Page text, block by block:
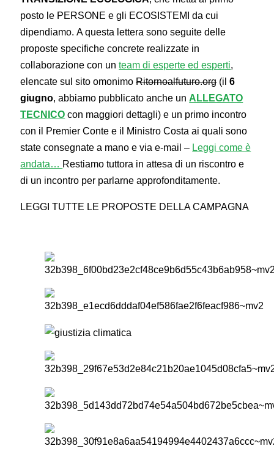
posto le PERSONE e gli ECOSISTEMI da cui
dipendiamo. A questa lettera sono seguite delle
proposte specifiche concrete realizzate in
collaborazione con unteam di esperte ed esperti,
elencate sul sito omonimoRitornoalfuturo.org(il6
giugno, abbiamo pubblicato anche un ALLEGATO
TECNICO con maggiori dettagli) e un primo incontro
con il Premier Conte e il Ministro Costa ai quali sono
state consegnate a mano e via e-mail – Leggi come è
andata… Restiamo tuttora in attesa di un riscontro e
di un incontro per parlarne approfonditamente.
LEGGI TUTTE LE PROPOSTE DELLA CAMPAGNA